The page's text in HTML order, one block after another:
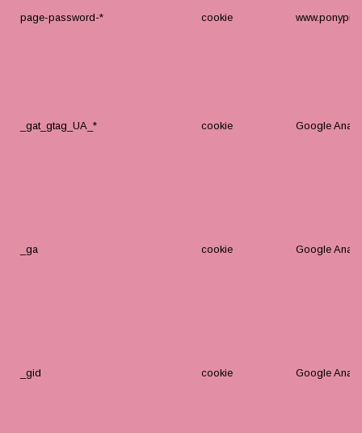
page-password-* cookie
_gat_gtag_UA_* cookie Google
_ga cookie Google
_gid cookie Google